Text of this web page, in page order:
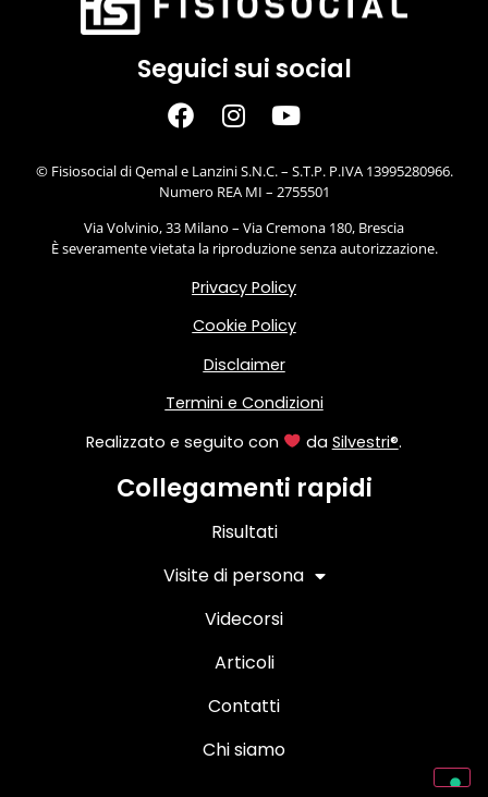
Seguici sui social
© Fisiosocial di Qemal e Lanzini S.N.C. – S.T.P. P.IVA 13995280966.
Numero REA MI – 2755501
Via Volvinio, 33 Milano – Via Cremona 180, Brescia
È severamente vietata la riproduzione senza autorizzazione.
Privacy Policy
Cookie Policy
Disclaimer
Termini e Condizioni
Realizzato e seguito con
da Silvestri®.
Collegamenti rapidi
Risultati
Visite di persona
Videcorsi
Articoli
Contatti
Chi siamo